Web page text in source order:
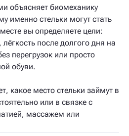
объясняет биомеханику
именно стельки могут стать
вы определяете цели:
после долгого дня на
перегрузок или просто
обуви.
какое место стельки займут в
или в связке с
массажем или